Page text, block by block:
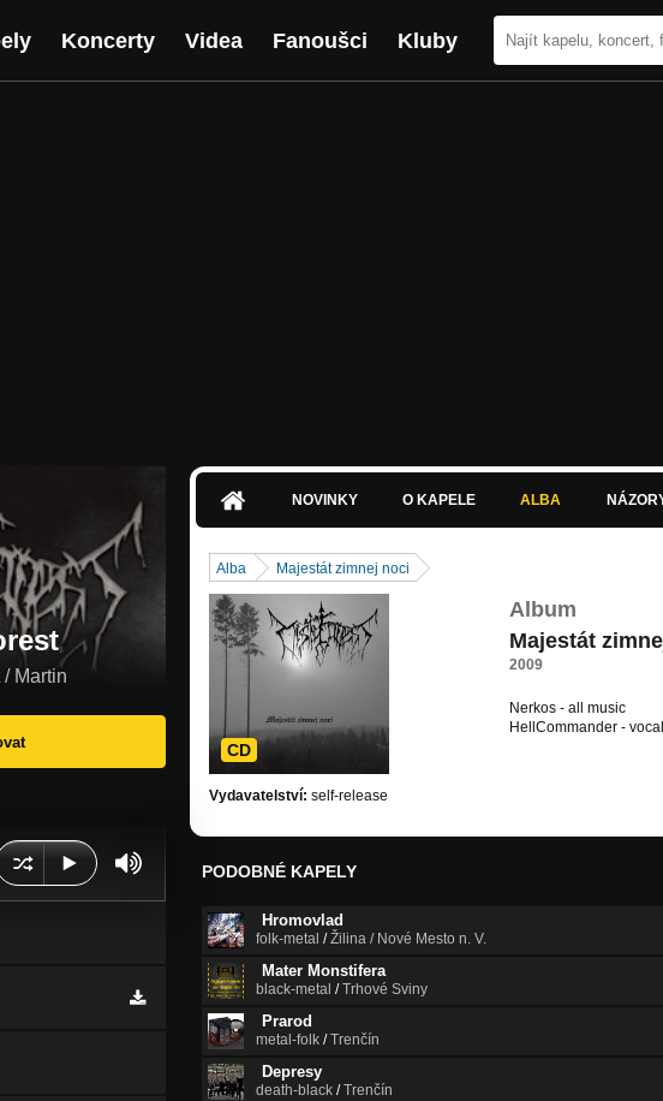
Koncerty Videa Fanoušci Kluby
Martin
NOVINKY O KAPELE ALBA
Alba Majestát zimnej noci
CD
Vydavatelství: self-release
Album
Majestát
2009
Nerkos - all music
HellCommander -
PODOBNÉ KAPELY
Hromovlad
folk-metal /Žilina / Nové Mesto n. V.
Mater Monstifera
black-metal /Trhové Sviny
Prarod
metal-folk /Trenčín
Depresy
death-black /Trenčín